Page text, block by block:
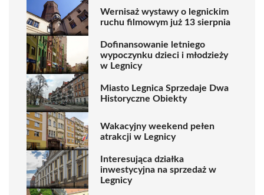
Wernisaż wystawy o legnickim
ruchu filmowym już 13 sierpnia
Dofinansowanie letniego
wypoczynku dzieci i młodzieży
w Legnicy
Miasto Legnica Sprzedaje Dwa
Historyczne Obiekty
Wakacyjny weekend pełen
atrakcji w Legnicy
Interesująca działka
inwestycyjna na sprzedaż w
Legnicy